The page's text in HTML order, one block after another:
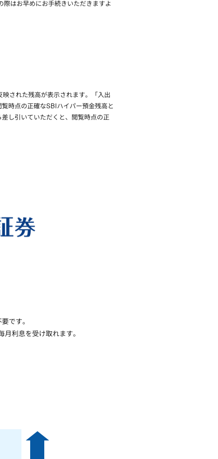
はお早めにお手続きいただきますよ
された残高が表示されます。「入出
時点の正確なSBIハイパー預金残高と
し引いていただくと、閲覧時点の正
です。
利息を受け取れます。